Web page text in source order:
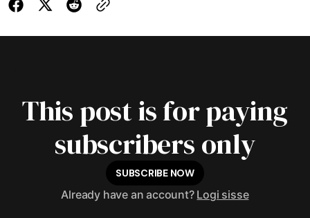
This post is for paying
subscribers only
SUBSCRIBE NOW
Already have an account? Logi sisse